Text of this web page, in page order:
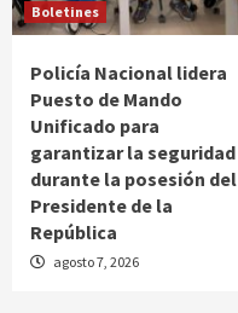
Boletines
Policía Nacional lidera
Puesto de Mando
Unificado para
garantizar la seguridad
durante la posesión del
Presidente de la
República
agosto 7, 2026